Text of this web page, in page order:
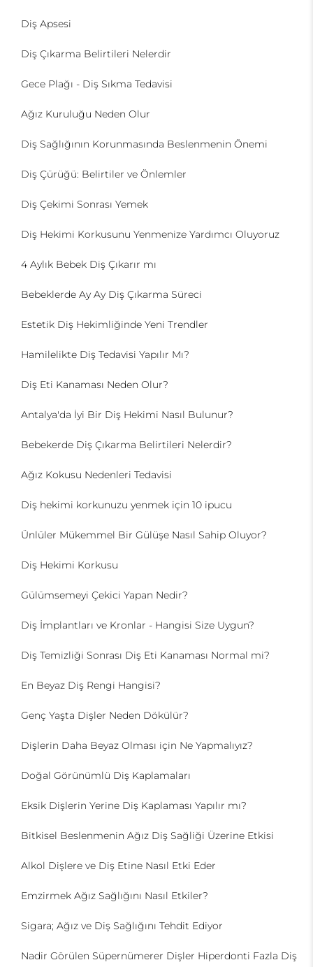
Diş Apsesi
Diş Çıkarma Belirtileri Nelerdir
Gece Plağı - Diş Sıkma Tedavisi
Ağız Kuruluğu Neden Olur
Diş Sağlığının Korunmasında Beslenmenin Önemi
Diş Çürüğü: Belirtiler ve Önlemler
Diş Çekimi Sonrası Yemek
Diş Hekimi Korkusunu Yenmenize Yardımcı Oluyoruz
4 Aylık Bebek Diş Çıkarır mı
Bebeklerde Ay Ay Diş Çıkarma Süreci
Estetik Diş Hekimliğinde Yeni Trendler
Hamilelikte Diş Tedavisi Yapılır Mı?
Diş Eti Kanaması Neden Olur?
Antalya'da İyi Bir Diş Hekimi Nasıl Bulunur?
Bebekerde Diş Çıkarma Belirtileri Nelerdir?
Ağız Kokusu Nedenleri Tedavisi
Diş hekimi korkunuzu yenmek için 10 ipucu
Ünlüler Mükemmel Bir Gülüşe Nasıl Sahip Oluyor?
Diş Hekimi Korkusu
Gülümsemeyi Çekici Yapan Nedir?
Diş İmplantları ve Kronlar - Hangisi Size Uygun?
Diş Temizliği Sonrası Diş Eti Kanaması Normal mi?
En Beyaz Diş Rengi Hangisi?
Genç Yaşta Dişler Neden Dökülür?
Dişlerin Daha Beyaz Olması için Ne Yapmalıyız?
Doğal Görünümlü Diş Kaplamaları
Eksik Dişlerin Yerine Diş Kaplaması Yapılır mı?
Bitkisel Beslenmenin Ağız Diş Sağliği Üzerine Etkisi
Alkol Dişlere ve Diş Etine Nasıl Etki Eder
Emzirmek Ağız Sağlığını Nasıl Etkiler?
Sigara; Ağız ve Diş Sağlığını Tehdit Ediyor
Nadir Görülen Süpernümerer Dişler Hiperdonti Fazla Diş